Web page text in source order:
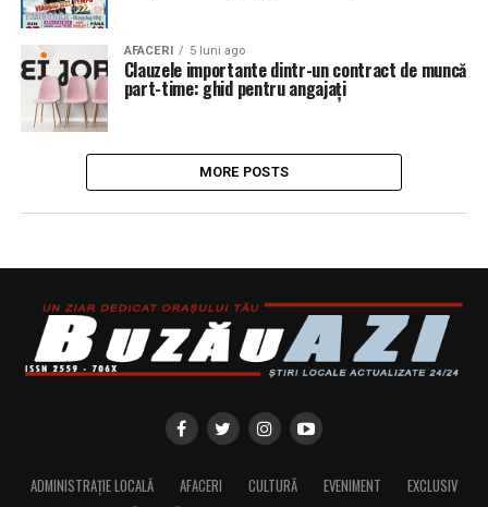
AFACERI 5 luni ago
Clauzele importante dintr-un contract de muncă
part-time: ghid pentru angajați
MORE POSTS
ADMINISTRAȚIE LOCALĂ AFACERI CULTURĂ EVENIMENT
EXCLUSIV